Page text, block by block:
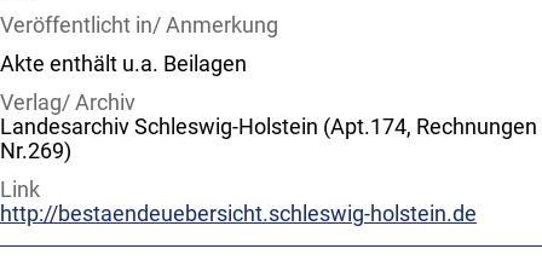
Veröffentlicht in/ Anmerkung
Akte enthält u.a. Beilagen
Verlag/ Archiv
Landesarchiv Schleswig-Holstein (Apt.174, Rechnungen
Nr.269)
Link
http://bestaendeuebersicht.schleswig-holstein.de